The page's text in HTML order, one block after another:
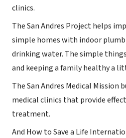
clinics.
The San Andres Project helps
simple homes with indoor
drinking water. The simple
and keeping a family healthy a
The San Andres Medical Mission
medical clinics that provide
treatment.
And How to Save a Life